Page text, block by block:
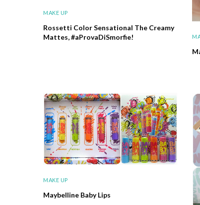
MAKE UP
Rossetti Color Sensational The Creamy
Mattes, #aProvaDiSmorfie!
MAKE UP
Maybelline Baby Lips